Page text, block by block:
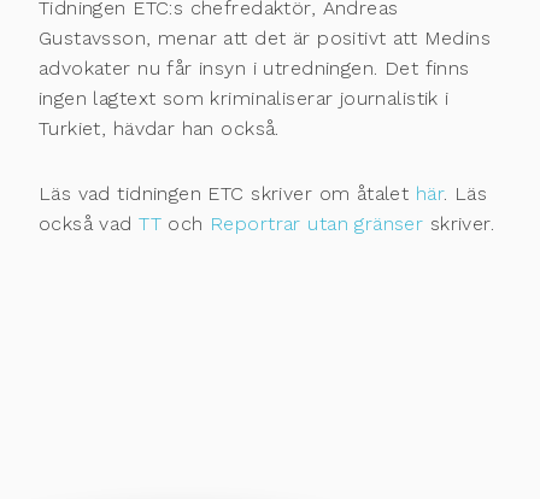
Tidningen ETC:s chefredaktör, Andreas
Gustavsson, menar att det är positivt att Medins
advokater nu får insyn i utredningen. Det finns
ingen lagtext som kriminaliserar journalistik i
Turkiet, hävdar han också.
Läs vad tidningen ETC skriver om åtalet här. Läs
också vadTToch Reportrar utan gränser skriver.